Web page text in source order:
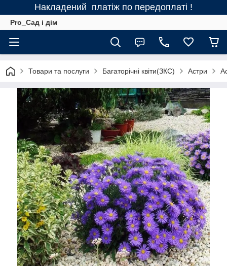
Накладений платіж по передоплаті !
Pro_Сад і дім
Товари та послуги Багаторічні квіти(ЗКС) Астри